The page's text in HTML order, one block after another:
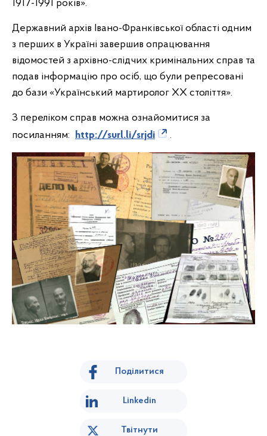
1917-1991 років».
Державний архів Івано-Франківської області одним
з перших в Україні завершив опрацювання
відомостей з архівно-слідчих кримінальних справ та
подав інформацію про осіб, що були репресовані
до бази «Український мартиролог ХХ століття».
З переліком справ можна ознайомитися за
посиланням: http://surl.li/srjdi .
Поділитися
Linkedin
Твітнути